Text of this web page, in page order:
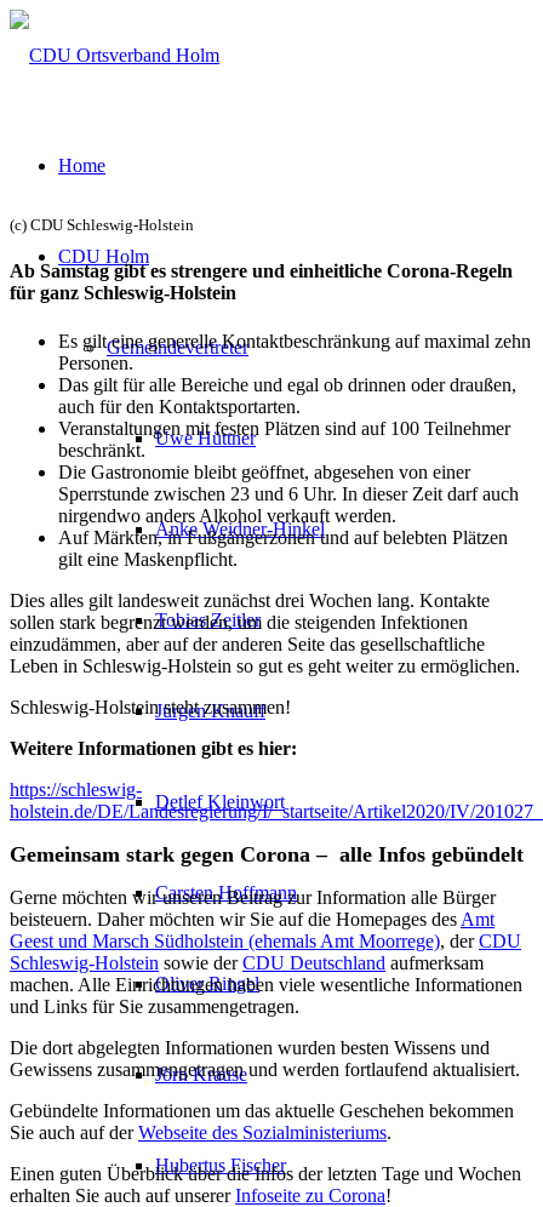
Home
CDU Holm
Gemeindevertreter
Uwe Hüttner
Anke Weidner-Hinkel
Tobias Zeitler
Jürgen Knauff
Detlef Kleinwort
Carsten Hoffmann
Oliver Ringel
Jörn Krause
Hubertus Fischer
(c) CDU Schleswig-Holstein
Ab Samstag gibt es strengere und einheitliche Corona-Regeln
für ganz Schleswig-Holstein
Es gilt eine generelle Kontaktbeschränkung auf maximal zehn
Personen.
Das gilt für alle Bereiche und egal ob drinnen oder draußen,
auch für den Kontaktsportarten.
Veranstaltungen mit festen Plätzen sind auf 100 Teilnehmer
beschränkt.
Die Gastronomie bleibt geöffnet, abgesehen von einer
Sperrstunde zwischen 23 und 6 Uhr. In dieser Zeit darf auch
nirgendwo anders Alkohol verkauft werden.
Auf Märkten, in Fußgängerzonen und auf belebten Plätzen
gilt eine Maskenpflicht.
Dies alles gilt landesweit zunächst drei Wochen lang. Kontakte
sollen stark begrenzt werden, um die steigenden Infektionen
einzudämmen, aber auf der anderen Seite das gesellschaftliche
Leben in Schleswig-Holstein so gut es geht weiter zu ermöglichen.
Schleswig-Holstein steht zusammen!
Weitere Informationen gibt es hier:
https://schleswig-
holstein.de/DE/Landesregierung/I/_startseite/Artikel2020/IV/
Gemeinsam stark gegen Corona – alle Infos gebündelt
Gerne möchten wir unseren Beitrag zur Information alle Bürger
beisteuern. Daher möchten wir Sie auf die Homepages des Amt
Geest und Marsch Südholstein (ehemals Amt Moorrege), derCDU
Schleswig-Holstein sowie derCDU Deutschland aufmerksam
machen. Alle Einrichtungen haben viele wesentliche Informationen
und Links für Sie zusammengetragen.
Die dort abgelegten Informationen wurden besten Wissens und
Gewissens zusammengetragen und werden fortlaufend aktualisiert.
Gebündelte Informationen um das aktuelle Geschehen bekommen
Sie auch auf derWebseite des Sozialministeriums.
Einen guten Überblick über die Infos der letzten Tage und Wochen
erhalten Sie auch auf unsererInfoseite zu Corona!